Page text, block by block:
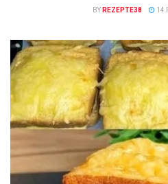
BY REZEPTE38 14